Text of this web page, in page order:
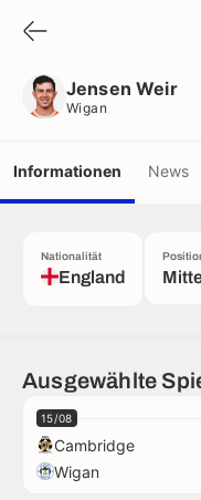
Jensen Weir
Wigan
Informationen News
Nationalität
England
Ausgewählte
15/08
Cambridge
Wigan